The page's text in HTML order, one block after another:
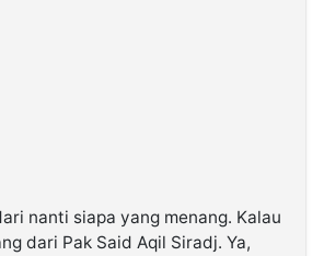
nanti siapa yang menang. Kalau
dari Pak Said Aqil Siradj. Ya,